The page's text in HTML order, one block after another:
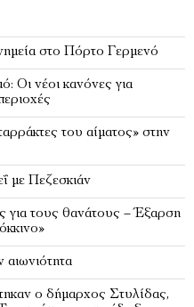
στο Πόρτο Γερμενό
Οι νέοι κανόνες για
του αίματος» στην
με Πεζεσκιάν
για τους θανάτους – Έξαρση
ο δήμαρχος Στυλίδας,